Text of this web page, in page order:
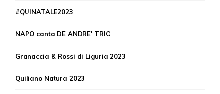
#QUINATALE2023
NAPO canta DE ANDRE' TRIO
Granaccia & Rossi di Liguria 2023
Quiliano Natura 2023